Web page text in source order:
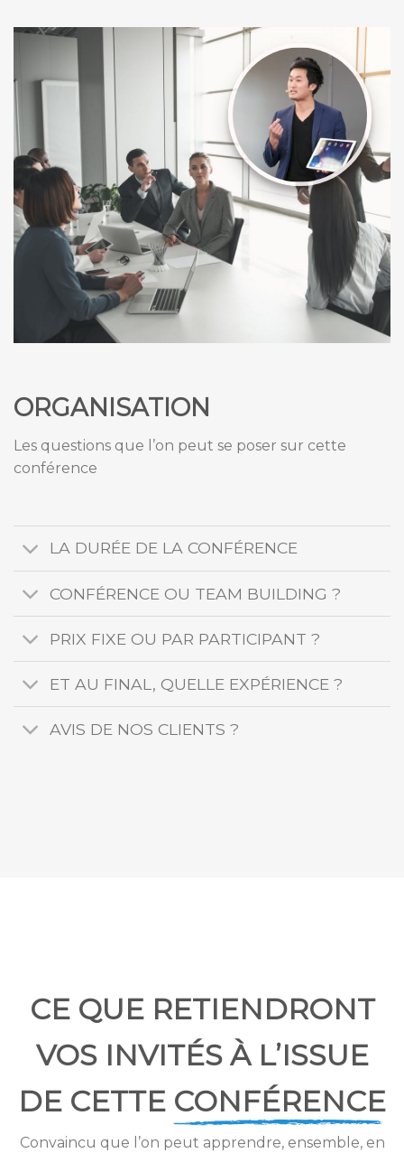
ORGANISATION
Les questions que l’on peut se poser sur cette
conférence
LA DURÉE DE LA CONFÉRENCE
CONFÉRENCE OU TEAM BUILDING ?
PRIX FIXE OU PAR PARTICIPANT ?
ET AU FINAL, QUELLE EXPÉRIENCE ?
AVIS DE NOS CLIENTS ?
CE QUE RETIENDRONT
VOS INVITÉS À L’ISSUE
DE CETTE CONFÉRENCE
Convaincu que l’on peut apprendre, ensemble, en